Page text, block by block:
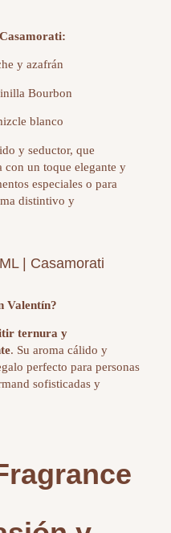
y azafrán
Bourbon
blanco
y seductor, que
un toque elegante y
especiales o para
distintivo y
Valentín?
ternura y
. Su aroma cálido y
perfecto para personas
sofisticadas y